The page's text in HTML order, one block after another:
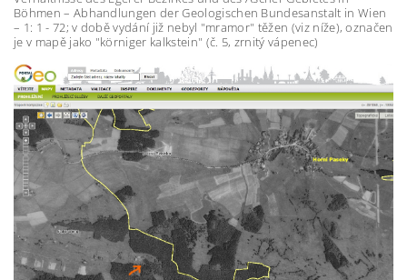
Böhmen – Abhandlungen der Geologischen Bundesanstalt in Wien
– 1: 1 - 72; v době vydání již nebyl "mramor" těžen (viz níže), označen
je v mapě jako "körniger kalkstein" (č. 5, zrnitý vápenec)